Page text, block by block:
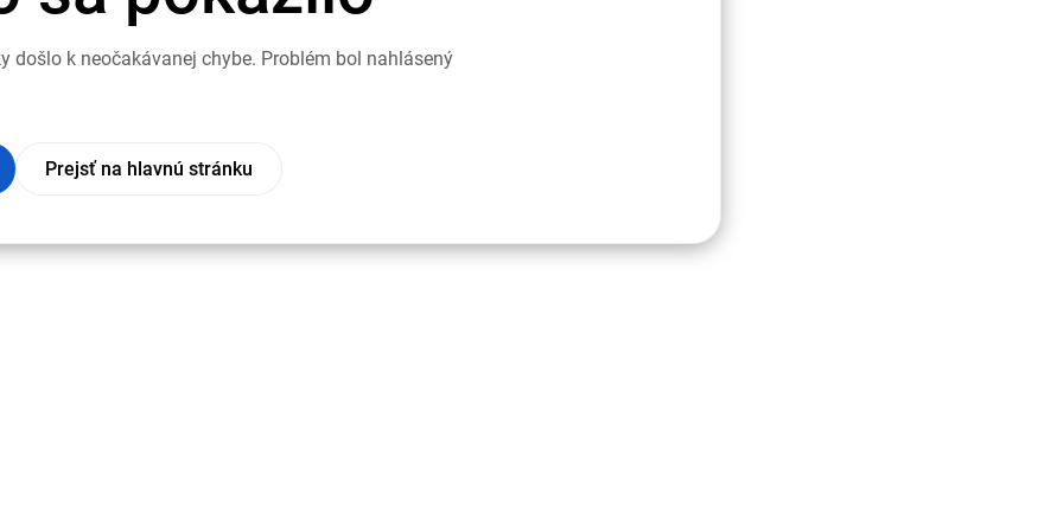
došlo k neočakávanej chybe. Problém bol nahlásený
Prejsť na hlavnú stránku